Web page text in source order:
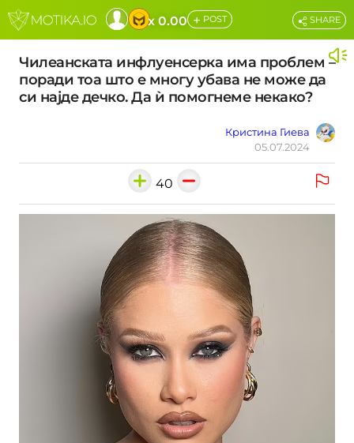
x 0.00 + POST
Чилеанската инфлуенсерка има проблем –
поради тоа што е многу убава не може да
си најде дечко. Да ѝ помогнеме некако?
Кристина Гиева
05.07.2024
SHARE
40